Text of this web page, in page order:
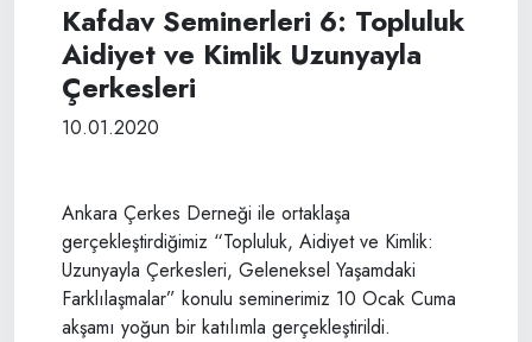
Kafdav Seminerleri 6: Topluluk
Aidiyet ve Kimlik Uzunyayla
Çerkesleri
10.01.2020
Ankara Çerkes Derneği ile ortaklaşa
gerçekleştirdiğimiz “Topluluk, Aidiyet ve Kimlik:
Uzunyayla Çerkesleri, Geleneksel Yaşamdaki
Farklılaşmalar” konulu seminerimiz 10 Ocak Cuma
akşamı yoğun bir katılımla gerçekleştirildi.